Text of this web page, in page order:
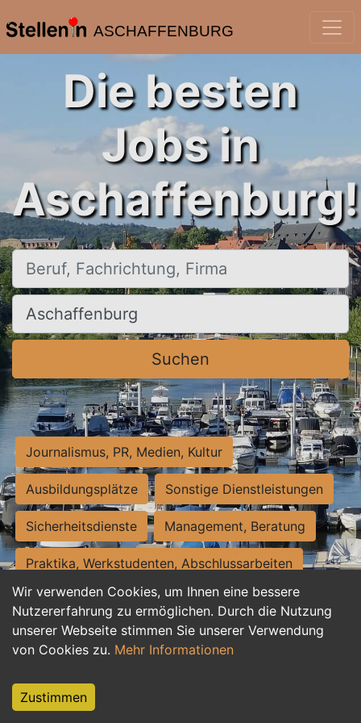
ASCHAFFENBURG
Wir verwenden Cookies, um Ihnen eine bessere
Nutzererfahrung zu ermöglichen. Durch die Nutzung
unserer Webseite stimmen Sie unserer Verwendung
von Cookies zu. Mehr Informationen
Zustimmen
Die besten
Jobs in
Aschaffenburg!
Beruf, Fachrichtung, Firma
Ort, Stadt
Suchen
Journalismus, PR, Medien, Kultur
Ausbildungsplätze Sonstige Dienstleistungen
Sicherheitsdienste Management, Beratung
Praktika, Werkstudenten, Abschlussarbeiten
Personalwesen Assistenz, Sekretariat
Hilfskräfte, Aushilfs- und Nebenjobs
Weiterbildung, Studium, duale Ausbildung